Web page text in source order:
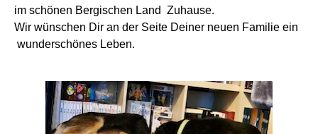
im schönen Bergischen Land Zuhause.
Wir wünschen Dir an der Seite Deiner neuen Familie ein
wunderschönes Leben.